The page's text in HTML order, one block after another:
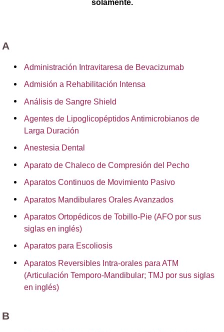
solamente.
A
Administración Intravitaresa de Bevacizumab
Admisión a Rehabilitación Intensa
Análisis de Sangre Shield
Agentes de Lipoglicopéptidos Antimicrobianos de
Larga Duración
Anestesia Dental
Aparato de Chaleco de Compresión del Pecho
Aparatos Continuos de Movimiento Pasivo
Aparatos Mandibulares Orales Avanzados
Aparatos Ortopédicos de Tobillo-Pie (AFO por sus
siglas en inglés)
Aparatos para Escoliosis
Aparatos Reversibles Intra-orales para ATM
(Articulación Temporo-Mandibular; TMJ por sus siglas
en inglés)
B